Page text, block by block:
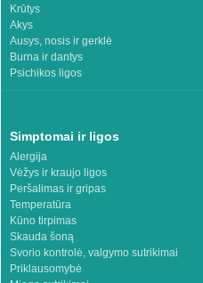
Krūtys
Akys
Ausys, nosis ir gerklė
Burna ir dantys
Psichikos ligos
Simptomai ir ligos
Alergija
Vėžys ir kraujo ligos
Peršalimas ir gripas
Temperatūra
Kūno tirpimas
Skauda šoną
Svorio kontrolė, valgymo sutrikimai
Priklausomybė